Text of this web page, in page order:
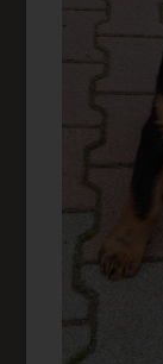
Bei der
ziehen wird
Diese
Inhalte unserer
Inhalte unserer
optimieren, (3)
unserer
zur
bereitzustellen.
Informationen
und ferner mit
die
um letztlich ein
verarbeiteten
anonymen
allen durch